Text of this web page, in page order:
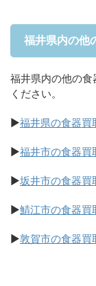
福井県内の他
福井県内の他の
ください。
▶福井県の食器買
▶福井市の食器買
▶坂井市の食器買
▶鯖江市の食器買
▶敦賀市の食器買